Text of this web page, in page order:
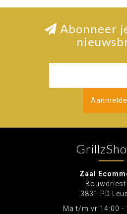
Abonneer
Zaal
Bouwdriest
3831 PD
Ma t/m vr 14:00 -